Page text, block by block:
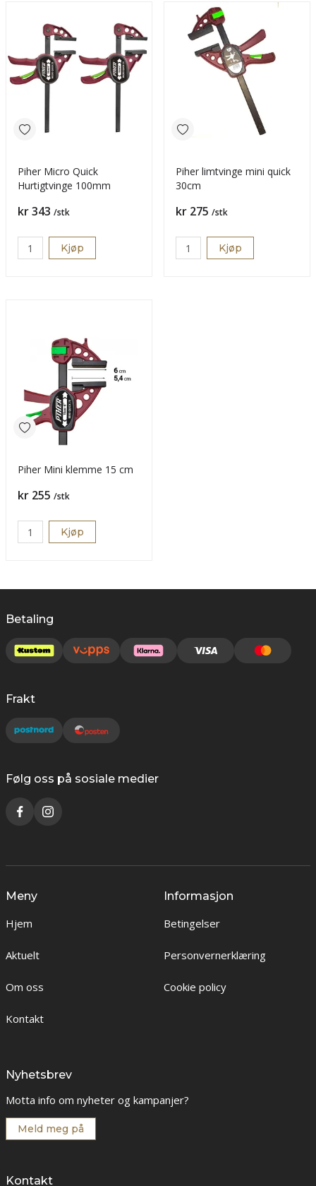
Piher Micro Quick
Hurtigtvinge 100mm
Pris
kr 343 /stk
Kjøp
Piher limtvinge mini quick
30cm
Pris
kr 275 /stk
Kjøp
Piher Mini klemme 15 cm
Pris
kr 255 /stk
Kjøp
Betaling
Frakt
Følg oss på sosiale medier
Meny
Hjem
Aktuelt
Om oss
Kontakt
Informasjon
Betingelser
Personvernerklæring
Cookie policy
Nyhetsbrev
Motta info om nyheter og kampanjer?
Meld meg på
Kontakt